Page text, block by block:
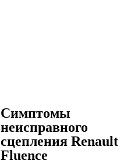
Симптомы
неисправного
сцепления Renault
Fluence